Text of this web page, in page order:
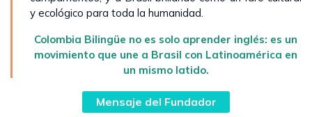
y ecológico para toda la humanidad.
Colombia Bilingüe no es solo aprender inglés: es un
movimiento que une a Brasil con Latinoamérica en
un mismo latido.
Mensaje del Fundador